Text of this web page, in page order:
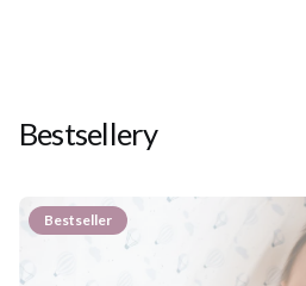
Bestsellery
Bestseller